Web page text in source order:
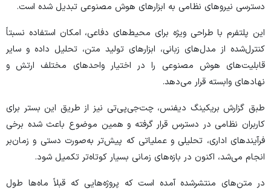
دسترسی نیرو‌های نظامی به ابزار‌های هوش مصنوعی تبدیل شده است.
این پلتفرم با طراحی ویژه برای محیط‌های دفاعی، امکان استفاده نسبتاً
کنترل‌شده از مدل‌های زبانی، ابزار‌های تولید متن، تحلیل داده و سایر
قابلیت‌های هوش مصنوعی را در اختیار واحد‌های مختلف ارتش و
نهاد‌های وابسته قرار می‌دهد.
طبق گزارشبریکینگ دیفنس، چت‌جی‌پی‌تی نیز از طریق این بستر برای
کاربران نظامی در دسترس قرار گرفته و همین موضوع باعث شده برخی
فرآیند‌های اداری، تحلیلی و عملیاتی که پیش‌تر به‌صورت دستی و زمان‌بر
انجام می‌شد، اکنون در بازه‌های زمانی بسیار کوتاه‌تر تکمیل شود.
در متن‌های منتشرشده آمده است که پروژه‌هایی که قبلاً ماه‌ها طول